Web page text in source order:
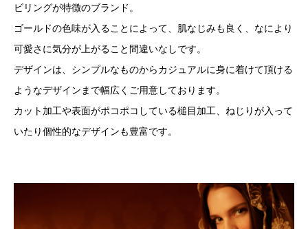
ビリングが特徴のブランド。
ゴールドの色味が入ることによって、肌なじみも良く、なにより
可愛さに気分が上がること間違いなしです。
デザインは、シンプルなものからカジュアルに身に着けて頂ける
ようなデザインまで幅広くご用意しております。
カット加工や表面がポコポコしている槌目加工、ねじりが入って
いたり個性的なデザインも豊富です。